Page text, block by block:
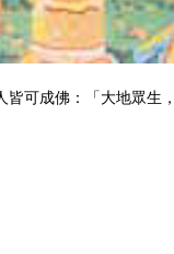
可成佛：「大地眾生